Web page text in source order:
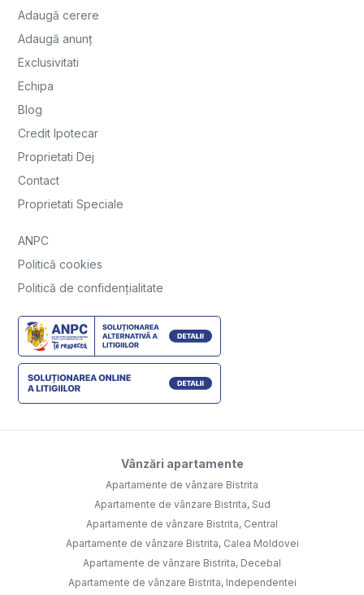
Adaugă cerere
Adaugă anunț
Exclusivitati
Echipa
Blog
Credit Ipotecar
Proprietati Dej
Contact
Proprietati Speciale
ANPC
Politică cookies
Politică de confidențialitate
Vânzări apartamente
Apartamente de vânzare Bistrita
Apartamente de vânzare Bistrita, Sud
Apartamente de vânzare Bistrita, Central
Apartamente de vânzare Bistrita, Calea Moldovei
Apartamente de vânzare Bistrita, Decebal
Apartamente de vânzare Bistrita, Independentei